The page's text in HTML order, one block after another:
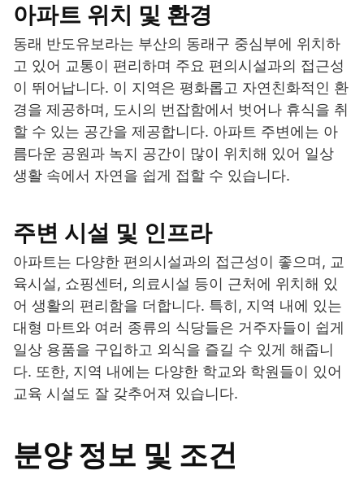
아파트 위치 및 환경
동래 반도유보라는 부산의 동래구 중심부에 위치하
고 있어 교통이 편리하며 주요 편의시설과의 접근성
이 뛰어납니다. 이 지역은 평화롭고 자연친화적인 환
경을 제공하며, 도시의 번잡함에서 벗어나 휴식을 취
할 수 있는 공간을 제공합니다. 아파트 주변에는 아
름다운 공원과 녹지 공간이 많이 위치해 있어 일상
생활 속에서 자연을 쉽게 접할 수 있습니다.
주변 시설 및 인프라
아파트는 다양한 편의시설과의 접근성이 좋으며, 교
육시설, 쇼핑센터, 의료시설 등이 근처에 위치해 있
어 생활의 편리함을 더합니다. 특히, 지역 내에 있는
대형 마트와 여러 종류의 식당들은 거주자들이 쉽게
일상 용품을 구입하고 외식을 즐길 수 있게 해줍니
다. 또한, 지역 내에는 다양한 학교와 학원들이 있어
교육 시설도 잘 갖추어져 있습니다.
분양 정보 및 조건